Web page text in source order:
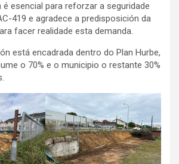
é esencial para reforzar a seguridade
419 e agradece a predisposición da
facer realidade esta demanda.
está encadrada dentro do Plan Hurbe,
o 70% e o municipio o restante 30%